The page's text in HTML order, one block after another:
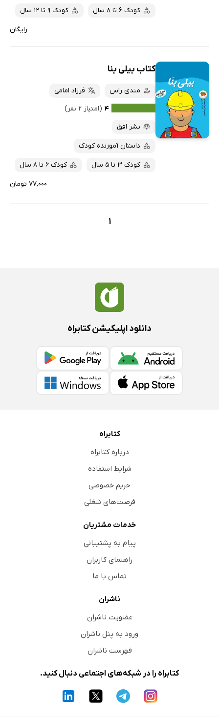
کودک 6 تا 8 سال کودک 9 تا 12 سال
رایگان
کتاب بیلی بنا
مندی راس
فرزاد امامی
۴ (امتیاز ۲ نفر)
نشر افق
داستان آموزنده کودک
کودک 3 تا 5 سال کودک 6 تا 8 سال
۷۷,۰۰۰ تومان
1
دانلود اپلیکیشن کتابراه
کتابراه
درباره کتابراه
شرایط استفاده
حریم خصوصی
فرصت‌های شغلی
خدمات مشتریان
پیام به پشتیبانی
راهنمای کاربران
تماس با ما
ناشران
عضویت ناشران
ورود به پنل ناشران
فهرست ناشران
کتابراه را در شبکه‌های اجتماعی دنبال کنید.